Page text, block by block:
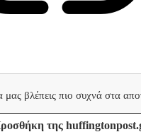
μας βλέπεις πιο συχνά στα
της